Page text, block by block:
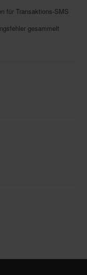
für Transaktions-SMS
gesammelt